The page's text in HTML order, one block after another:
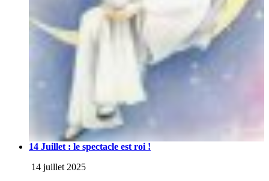
14 Juillet : le spectacle est roi !
14 juillet 2025